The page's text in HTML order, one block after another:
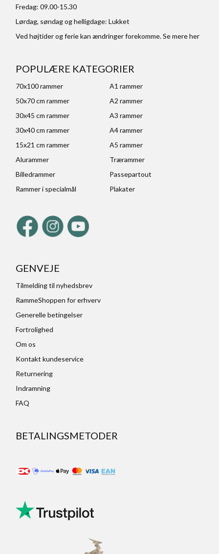
Fredag: 09.00-15.30
Lørdag, søndag og helligdage: Lukket
Ved højtider og ferie kan ændringer forekomme. Se mereher
POPULÆRE KATEGORIER
70x100 rammer
A1 rammer
50x70 cm rammer
A2 rammer
30x45 cm rammer
A3 rammer
30x40 cm rammer
A4 rammer
15x21 cm rammer
A5 rammer
Alurammer
Trærammer
Billedrammer
Passepartout
Rammer i specialmål
Plakater
GENVEJE
Tilmelding til nyhedsbrev
RammeShoppen for erhverv
Generelle betingelser
Fortrolighed
Om os
Kontakt kundeservice
Returnering
Indramning
FAQ
BETALINGSMETODER